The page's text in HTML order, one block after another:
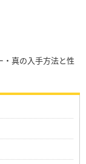
・真の入手方法と性